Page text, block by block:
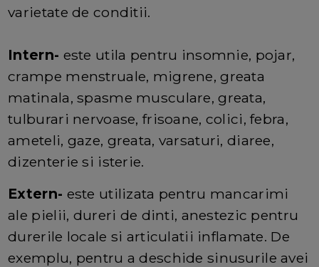
varietate de conditii.
Intern- este utila pentru insomnie, pojar,
crampe menstruale, migrene, greata
matinala, spasme musculare, greata,
tulburari nervoase, frisoane, colici, febra,
ameteli, gaze, greata, varsaturi, diaree,
dizenterie si isterie.
Extern- este utilizata pentru mancarimi
ale pielii, dureri de dinti, anestezic pentru
durerile locale si articulatii inflamate. De
exemplu, pentru a deschide sinusurile avei